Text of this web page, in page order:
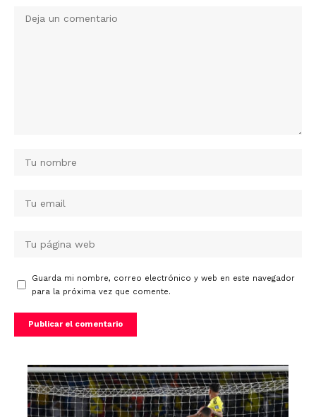
Guarda mi nombre, correo electrónico y web en este navegador
para la próxima vez que comente.